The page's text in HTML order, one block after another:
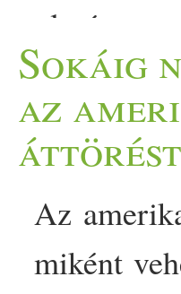
Attila
post
Sokáig
az
áttörést
Az
miként